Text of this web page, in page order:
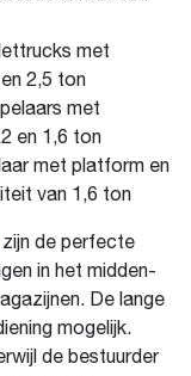
met
2,5 ton
met
en 1,6 ton
met platform en
van 1,6 ton
zijn de perfecte
in het midden-
De lange
mogelijk.
de bestuurder